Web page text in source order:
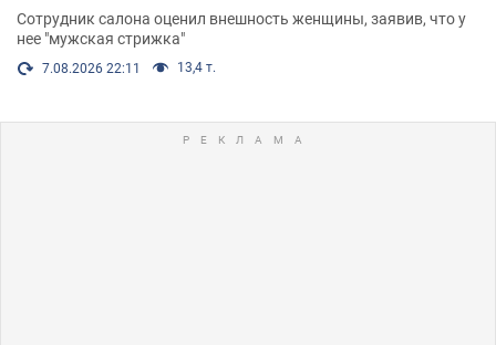
Сотрудник салона оценил внешность женщины, заявив, что у
нее "мужская стрижка"
7.08.2026 22:11 13,4 т.